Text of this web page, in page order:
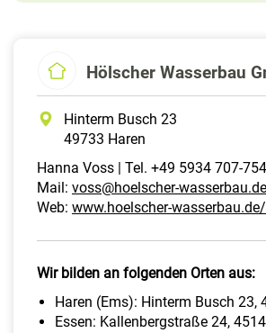
Hölscher Wasserbau
Hinterm Busch 23
49733 Haren
Hanna Voss | Tel. +49 5934 707-754
Mail: voss@hoelscher-wasserbau.de
Web: www.hoelscher-
Wir bilden an folgenden Orten aus:
Haren (Ems): Hinterm Busch 23,
Essen: Kallenbergstraße 24,